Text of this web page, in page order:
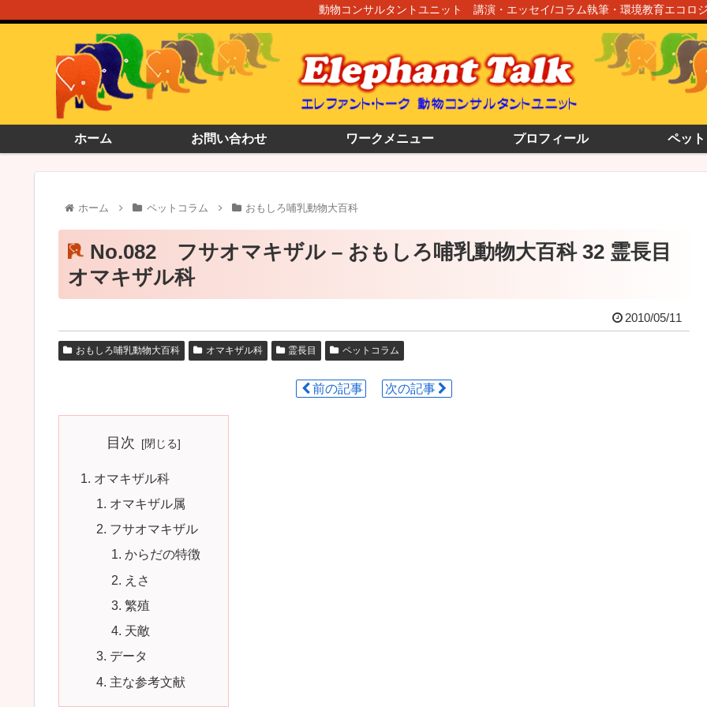
動物コンサルタントユニット 講演・エッセイ/コラム執筆・環境教育エコロ
ホーム お問い合わせ ワークメニュー プロフィール ペッ
ホーム ペットコラム おもしろ哺乳動物大百科
No.082 フサオマキザル – おもしろ哺乳動物大百科 32 霊長目
オマキザル科
2010/05/11
おもしろ哺乳動物大百科 オマキザル科 霊長目 ペットコラム
前の記事 次の記事
目次
オマキザル科
オマキザル属
フサオマキザル
からだの特徴
えさ
繁殖
天敵
データ
主な参考文献